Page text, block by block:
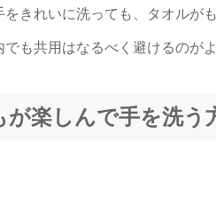
をきれいに洗っても、タオルが
でも共用はなるべく避けるのが
が楽しんで手を洗う